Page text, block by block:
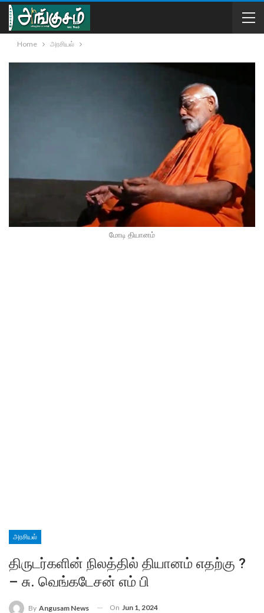
Home அரசியல்
மோடி தியானம்
அரசியல்
திருடர்களின் நிலத்தில் தியானம் எதற்கு ?
– சு. வெங்கடேசன் எம் பி
By Angusam News On Jun 1, 2024